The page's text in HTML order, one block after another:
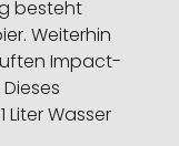
besteht
Weiterhin
Impact-
Wasser